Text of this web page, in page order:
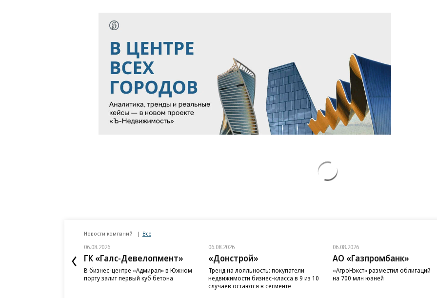
Новости компаний Все
06.08.2026
ГК «Галс-Девелопмент»
В бизнес-центре «Адмирал» в Южном
порту залит первый куб бетона
06.08.2026
«Донстрой»
Тренд на лояльность: покупатели
недвижимости бизнес-класса в 9 из 10
случаев остаются в сегменте
06.08.2026
АО «Газпромбанк»
«АгроНэкст» разместил облигаций
на 700 млн юаней